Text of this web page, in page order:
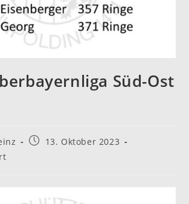
Süd-Ost
Beitrag13. Oktober 2023